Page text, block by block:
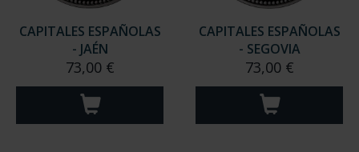
CAPITALES ESPAÑOLAS
- JAÉN
73,00 €
CAPITALES ESPAÑOLAS
- SEGOVIA
73,00 €